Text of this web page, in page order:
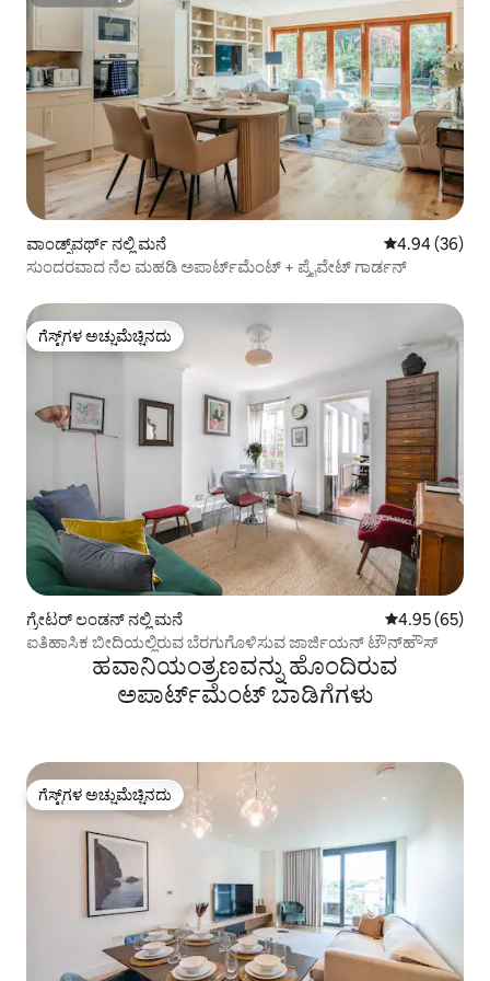
ವಾಂಡ್ಸ್‌ವರ್ಥ್ ನಲ್ಲಿ ಮನೆ 5 ರಲ್ಲಿ 4.94
4.94 (36)
ಸುಂದರವಾದ ನೆಲ ಮಹಡಿ ಅಪಾರ್ಟ್‌ಮೆಂಟ್ + ಪ್ರೈವೇಟ್ ಗಾರ್ಡನ್
ಗೆಸ್ಟ್‌ಗಳ ಅಚ್ಚುಮೆಚ್ಚಿನದು
ಗೆಸ್ಟ್‌ಗಳ ಅಚ್ಚುಮೆಚ್ಚಿನದು
ಗ್ರೇಟರ್ ಲಂಡನ್ ನಲ್ಲಿ ಮನೆ 5 ರಲ್ಲಿ 4.95
4.95 (65)
ಐತಿಹಾಸಿಕ ಬೀದಿಯಲ್ಲಿರುವ ಬೆರಗುಗೊಳಿಸುವ ಜಾರ್ಜಿಯನ್ ಟೌನ್‌ಹೌಸ್
ಹವಾನಿಯಂತ್ರಣವನ್ನು ಹೊಂದಿರುವ
ಅಪಾರ್ಟ್‌ಮೆಂಟ್‌ ಬಾಡಿಗೆಗಳು
ಗೆಸ್ಟ್‌ಗಳ ಅಚ್ಚುಮೆಚ್ಚಿನದು
ಗೆಸ್ಟ್‌ಗಳ ಅಚ್ಚುಮೆಚ್ಚಿನದು